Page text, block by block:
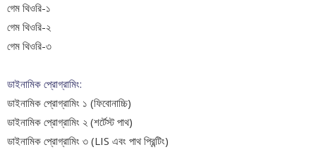
গেম থিওরি-১
গেম থিওরি-২
গেম থিওরি-৩
ডাইনামিক প্রোগ্রামিং:
ডাইনামিক প্রোগ্রামিং ১ (ফিবোনাচ্চি)
ডাইনামিক প্রোগ্রামিং ২ (শর্টেস্ট পাথ)
ডাইনামিক প্রোগ্রামিং ৩ (LIS এবং পাথ প্রিন্টিং)